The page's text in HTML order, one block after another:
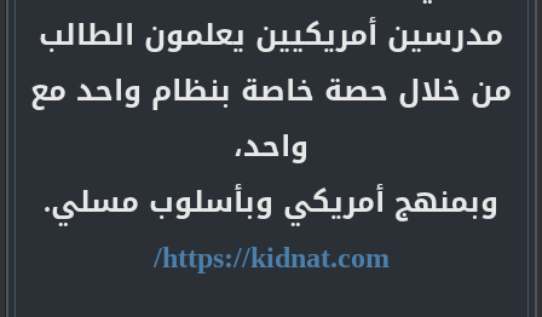
مدرسين أمريكيين يعلمون الطالب
من خلال حصة خاصة بنظام واحد مع
واحد،
وبمنهج أمريكي وبأسلوب مسلي.
https://kidnat.com/